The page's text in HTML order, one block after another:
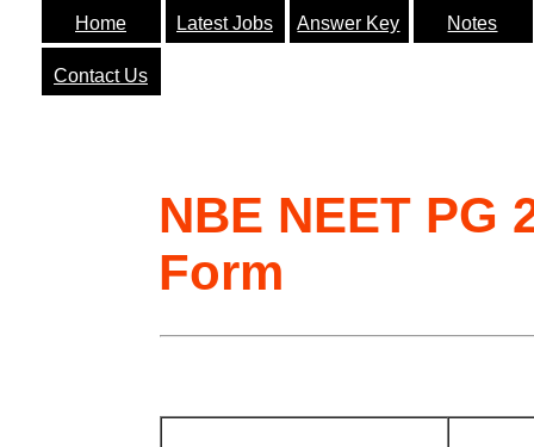
Home Latest Jobs Answer Key Notes
Contact Us
NBE NEET PG
Form